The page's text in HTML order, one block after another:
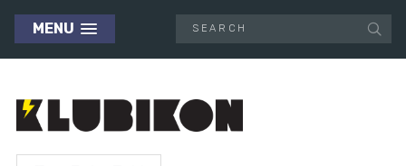
MENU